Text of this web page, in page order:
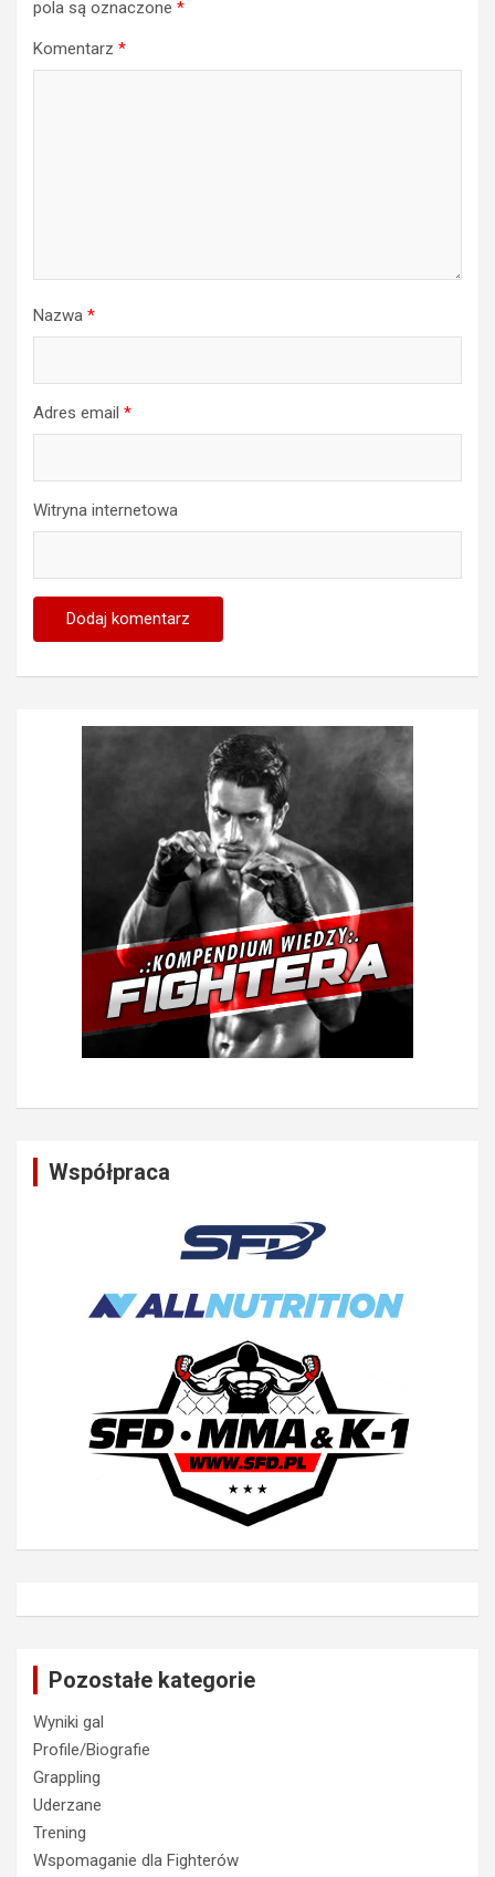
pola są oznaczone *
Komentarz *
Nazwa *
Adres email *
Witryna internetowa
Współpraca
Pozostałe kategorie
Wyniki gal
Profile/Biografie
Grappling
Uderzane
Trening
Wspomaganie dla Fighterów